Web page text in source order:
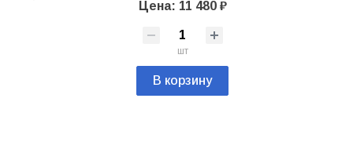
Цена: 11 480 ₽
шт
В корзину